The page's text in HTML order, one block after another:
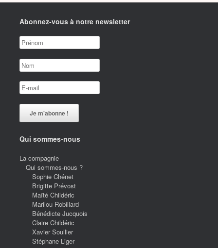
Abonnez-vous à notre newsletter
Qui sommes-nous
La compagnie
Qui sommes-nous ?
Sophie Chénet
Brigitte Prévost
Maïté Childéric
Marilou Robillard
Bénédicte Jucquois
Claire Childéric
Xavier Soullier
Stéphane Liger